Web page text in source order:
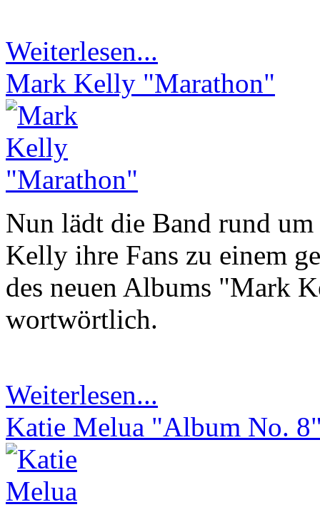
Weiterlesen...
Mark Kelly "Marathon"
Nun lädt die Band rund
Kelly ihre Fans zu einem
des neuen Albums "Mark
wortwörtlich.
Weiterlesen...
Katie Melua "Album No.